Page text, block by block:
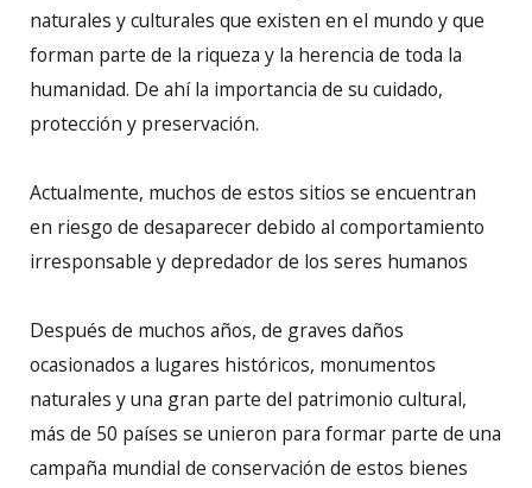
naturales y culturales que existen en el mundo y que
forman parte de la riqueza y la herencia de toda la
humanidad. De ahí la importancia de su cuidado,
protección y preservación.
Actualmente, muchos de estos sitios se encuentran
en riesgo de desaparecer debido al comportamiento
irresponsable y depredador de los seres humanos
Después de muchos años, de graves daños
ocasionados a lugares históricos, monumentos
naturales y una gran parte del patrimonio cultural,
más de 50 países se unieron para formar parte de una
campaña mundial de conservación de estos bienes